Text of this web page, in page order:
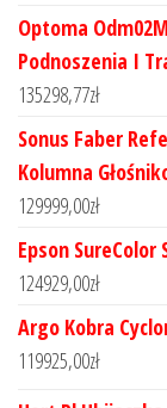
Optoma
Podnoszenia I
135298,77zł
Sonus Faber
Kolumna
129999,00zł
Epson SureColor
124929,00zł
Argo Kobra
119925,00zł